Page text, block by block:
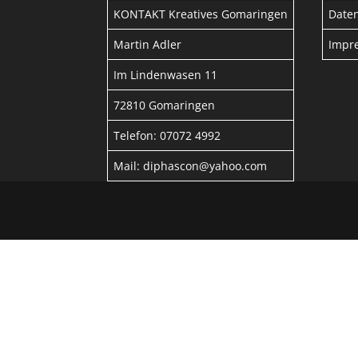
KONTAKT Kreatives Gomaringen
Martin Adler
Im Lindenwasen 11
72810 Gomaringen
Telefon: 07072 4992
Mail: diphascon@yahoo.com